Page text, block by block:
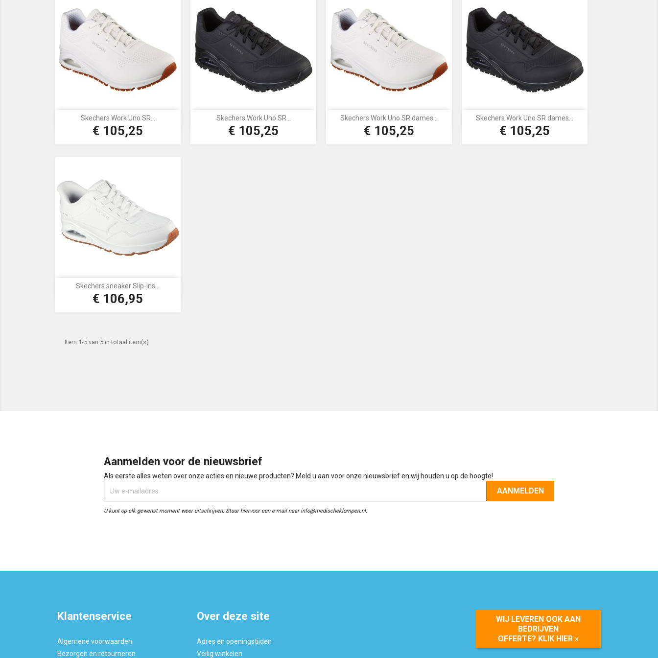
Skechers Work Uno SR...
Prijs
€ 105,25
Snel bekijken
Wit
Skechers Work Uno SR...
Prijs
€ 105,25
Snel bekijken
Zwart
Skechers Work Uno SR dames...
Prijs
€ 105,25
 Snel bekijken
Wit
Skechers Work Uno SR dames...
Prijs
€ 105,25
 Snel bekijken
Zwart
Skechers sneaker Slip-ins...
Prijs
€ 106,95
Snel bekijken
Wit
Item 1-5 van 5 in totaal item(s)
Aanmelden voor de nieuwsbrief
Als eerste alles weten over onze acties en nieuwe producten? Meld u aan voor onze nieuwsbrief en wij houden u op de hoogte!
U kunt op elk gewenst moment weer uitschrijven. Stuur hiervoor een e-mail naar info@medischeklompen.nl.
Klantenservice
Algemene voorwaarden
Bezorgen en retourneren
Over deze site
Adres en openingstijden
Veilig winkelen
WIJ LEVEREN OOK AAN
BEDRIJVEN
OFFERTE? KLIK HIER »